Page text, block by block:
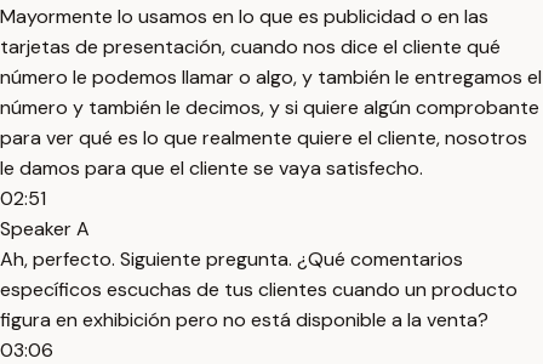
Mayormente lo usamos en lo que es publicidad o en las
tarjetas de presentación, cuando nos dice el cliente qué
número le podemos llamar o algo, y también le entregamos el
número y también le decimos, y si quiere algún comprobante
para ver qué es lo que realmente quiere el cliente, nosotros
le damos para que el cliente se vaya satisfecho.
02:51
Speaker A
Ah, perfecto. Siguiente pregunta. ¿Qué comentarios
específicos escuchas de tus clientes cuando un producto
figura en exhibición pero no está disponible a la venta?
03:06